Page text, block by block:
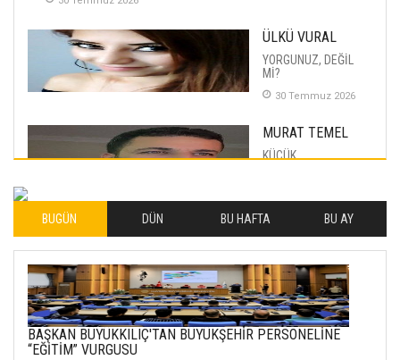
ÜLKÜ VURAL
YORGUNUZ, DEĞİL
Mİ?
30 Temmuz 2026
MURAT TEMEL
KÜÇÜK
İLHAN YILMAZ
SOFRADA AYRIMCILIK
VAR
26 Subat 2026
METİN ERTEM
BUGÜN DÜN BU HAFTA BU AY
BAŞKAN BÜYÜKKILIÇ'TAN BÜYÜKŞEHİR PERSONELİNE
“EĞİTİM” VURGUSU